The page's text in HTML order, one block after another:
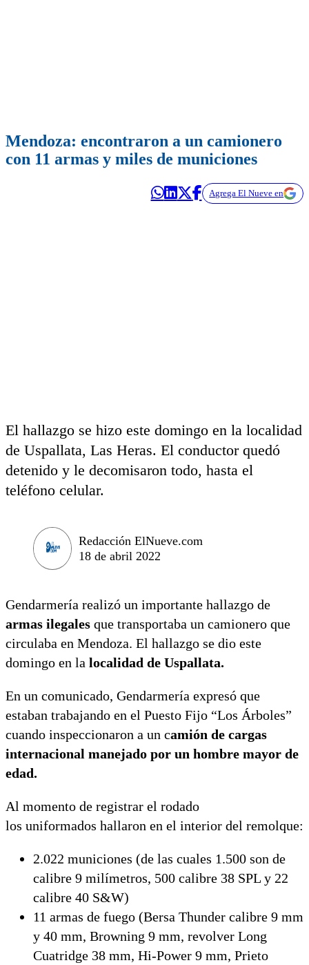
Mendoza: encontraron a un camionero
con 11 armas y miles de municiones
Agrega El Nueve en
El hallazgo se hizo este domingo en la localidad
de Uspallata, Las Heras. El conductor quedó
detenido y le decomisaron todo, hasta el
teléfono celular.
Redacción ElNueve.com
18 de abril 2022
Gendarmería realizó un importante hallazgo de
armas ilegales que transportaba un camionero que
circulaba en Mendoza. El hallazgo se dio este
domingo en la localidad de Uspallata.
En un comunicado, Gendarmería expresó que
estaban trabajando en el Puesto Fijo “Los Árboles”
cuando inspeccionaron a un camión de cargas
internacional manejado por un hombre mayor de
edad.
Al momento de registrar el rodado
los uniformados hallaron en el interior del remolque:
2.022 municiones (de las cuales 1.500 son de
calibre 9 milímetros, 500 calibre 38 SPL y 22
calibre 40 S&W)
11 armas de fuego (Bersa Thunder calibre 9 mm
y 40 mm, Browning 9 mm, revolver Long
Cuatridge 38 mm, Hi-Power 9 mm, Prieto